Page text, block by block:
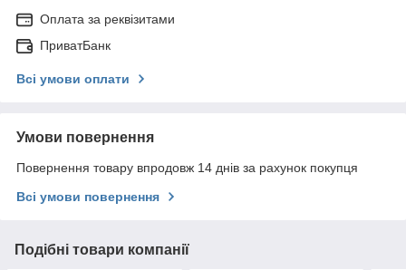
Оплата за реквізитами
ПриватБанк
Всі умови оплати
Умови повернення
Повернення товару впродовж 14 днів за рахунок покупця
Всі умови повернення
Подібні товари компанії